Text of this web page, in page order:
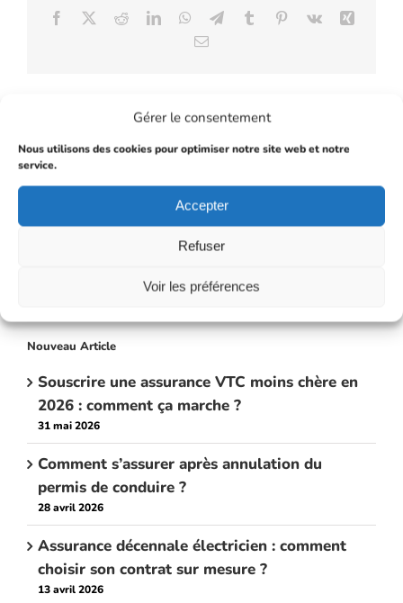
Gérer le consentement
Nous utilisons des cookies pour optimiser notre site web et notre
service.
Accepter
Refuser
Voir les préférences
Facebook RedditLinkedInWhatsApp
TelegramTumblr Pinterest
Vk
Email
À propos de l'auteur :Panda assurances
Nouveau Article
Souscrire une assurance VTC moins chère en
2026 : comment ça marche ?
31 mai 2026
Comment s’assurer après annulation du
permis de conduire ?
28 avril 2026
Assurance décennale électricien : comment
choisir son contrat sur mesure ?
13 avril 2026